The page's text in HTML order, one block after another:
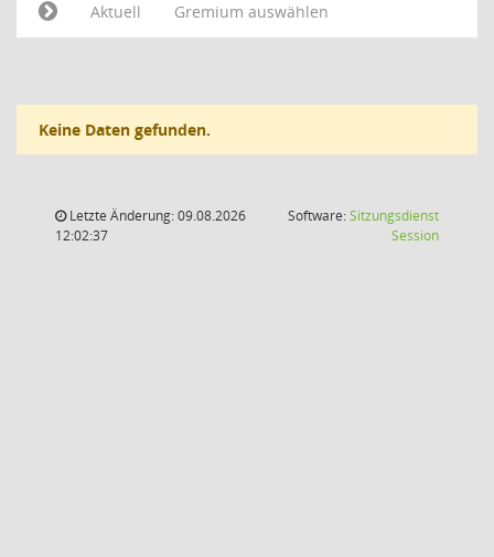
Aktuell
Gremium auswählen
Keine Daten gefunden.
Letzte Änderung: 09.08.2026
12:02:37
Software:Sitzungsdienst
Session(Wird in